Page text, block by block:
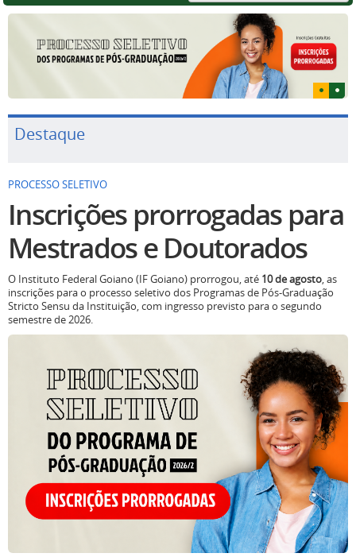
Destaque
PROCESSO SELETIVO
Inscrições prorrogadas para
Mestrados e Doutorados
O Instituto Federal Goiano (IF Goiano) prorrogou, até 10 de agosto, as
inscrições para o processo seletivo dos Programas de Pós-Graduação
Stricto Sensu da Instituição, com ingresso previsto para o segundo
semestre de 2026.